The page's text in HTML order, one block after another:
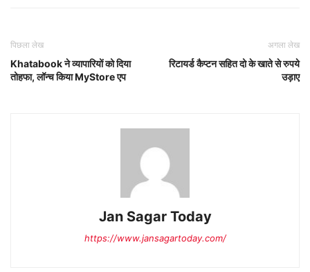
पिछला लेख
Khatabook ने व्यापारियों को दिया
तोहफा, लॉन्च किया MyStore एप
अगला लेख
रिटायर्ड कैप्टन सहित दो के खाते से रुपये
उड़ाए
Jan Sagar Today
https://www.jansagartoday.com/